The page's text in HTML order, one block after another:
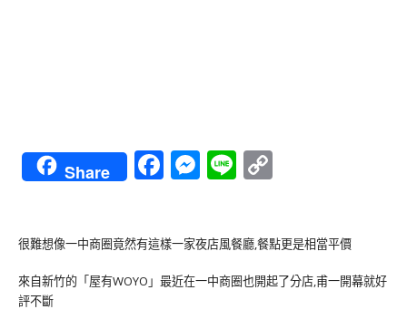
Share Facebook
Messenger
Line
很難想像一中商圈竟然有這樣一家夜店風餐廳,餐點更是相當平價
來自新竹的「屋有WOYO」最近在一中商圈也開起了分店,甫一開幕就好
評不斷